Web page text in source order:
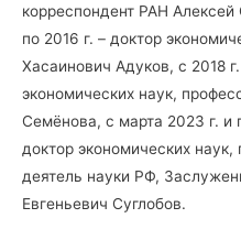
корреспондент РАН
по 2016 г. – доктор
Хасаинович Адуков, с 2018
экономических наук,
Семёнова, с марта 2023 г.
доктор экономических
деятель науки РФ,
Евгеньевич Суглобов.